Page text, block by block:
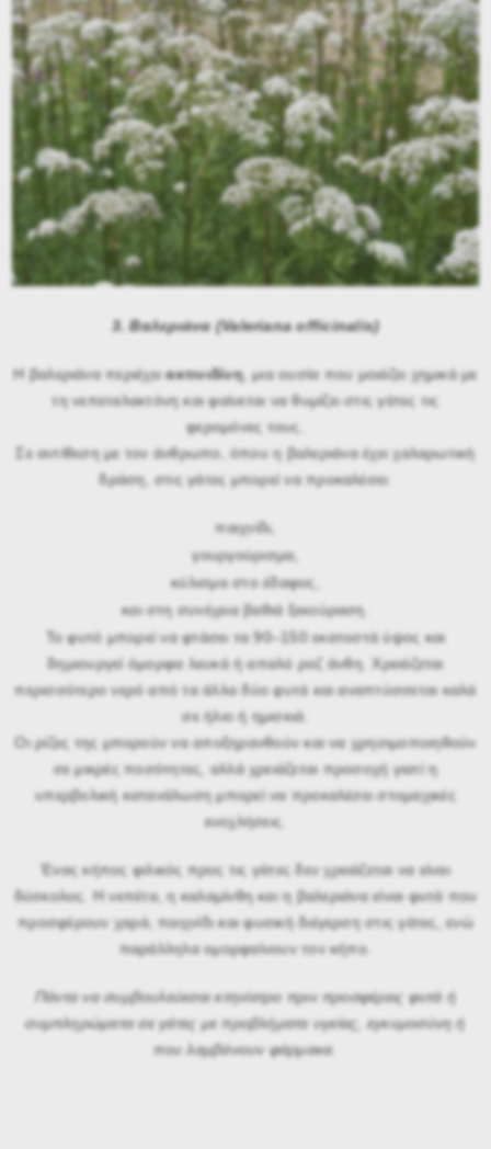
3. Βαλεριάνα (Valeriana officinalis)
Η βαλεριάνα περιέχειακτινιδίνη, μια ουσία που μοιάζει χημικά με
τη νεπεταλακτόνη και φαίνεται να θυμίζει στις γάτες τις
φερομόνες τους.
Σε αντίθεση με τον άνθρωπο, όπου η βαλεριάνα έχει χαλαρωτική
δράση, στις γάτες μπορεί να προκαλέσει:
παιχνίδι,
γουργούρισμα,
κύλισμα στο έδαφος,
και στη συνέχεια βαθιά ξεκούραση.
Το φυτό μπορεί να φτάσει τα 90–150 εκατοστά ύψος και
δημιουργεί όμορφα λευκά ή απαλό ροζ άνθη. Χρειάζεται
περισσότερο νερό από τα άλλα δύο φυτά και αναπτύσσεται καλά
σε ήλιο ή ημισκιά.
Οι ρίζες της μπορούν να αποξηρανθούν και να χρησιμοποιηθούν
σε μικρές ποσότητες, αλλά χρειάζεται προσοχή γιατί η
υπερβολική κατανάλωση μπορεί να προκαλέσει στομαχικές
ενοχλήσεις.
Ένας κήπος φιλικός προς τις γάτες δεν χρειάζεται να είναι
δύσκολος. Η νεπέτα, η καλαμίνθη και η βαλεριάνα είναι φυτά που
προσφέρουν χαρά, παιχνίδι και φυσική διέγερση στις γάτες, ενώ
παράλληλα ομορφαίνουν τον κήπο.
Πάντα να συμβουλεύεσαι κτηνίατρο πριν προσφέρεις φυτά ή
συμπληρώματα σε γάτες με προβλήματα υγείας, εγκυμοσύνη ή
που λαμβάνουν φάρμακα.